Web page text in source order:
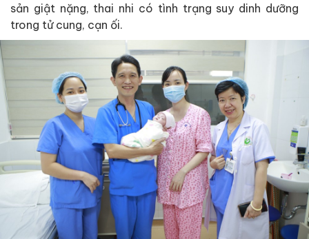
sản giật nặng, thai nhi có tình trạng suy dinh dưỡng
trong tử cung, cạn ối.